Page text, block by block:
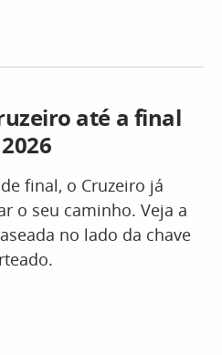
até a final
final, o Cruzeiro já
o seu caminho. Veja a
no lado da chave